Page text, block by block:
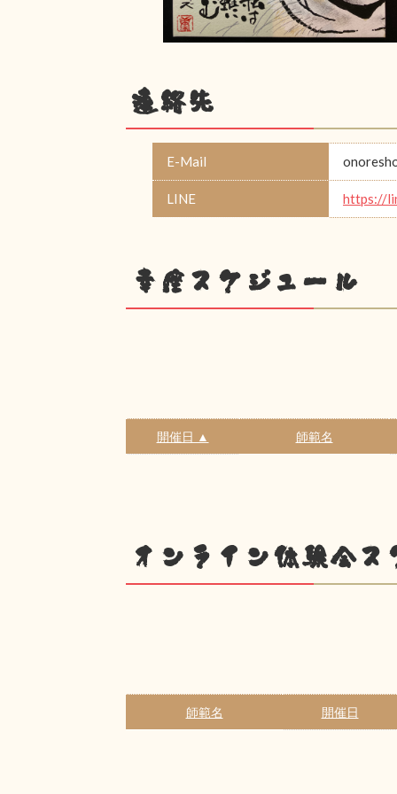
連絡先
E-Mail
LINE https://
幸座スケジュール
開催日 ▲ 師範名
オンライン体験会ス
師範名 開催日